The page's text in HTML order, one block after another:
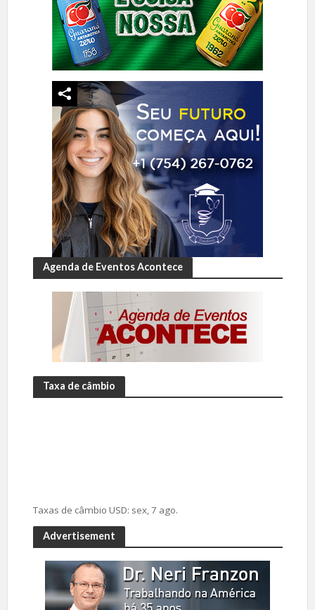
Agenda de Eventos Acontece
Taxa de câmbio
Taxas de câmbio USD: sex, 7 ago.
Advertisement